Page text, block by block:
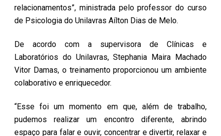
relacionamentos”, ministrada pelo professor do curso
de Psicologia do Unilavras Aílton Dias de Melo.
De acordo com a supervisora de Clínicas e
Laboratórios do Unilavras, Stephania Maira Machado
Vitor Damas, o treinamento proporcionou um ambiente
colaborativo e enriquecedor.
“Esse foi um momento em que, além de trabalho,
pudemos realizar um encontro diferente, abrindo
espaço para falar e ouvir, concentrar e divertir, relaxar e